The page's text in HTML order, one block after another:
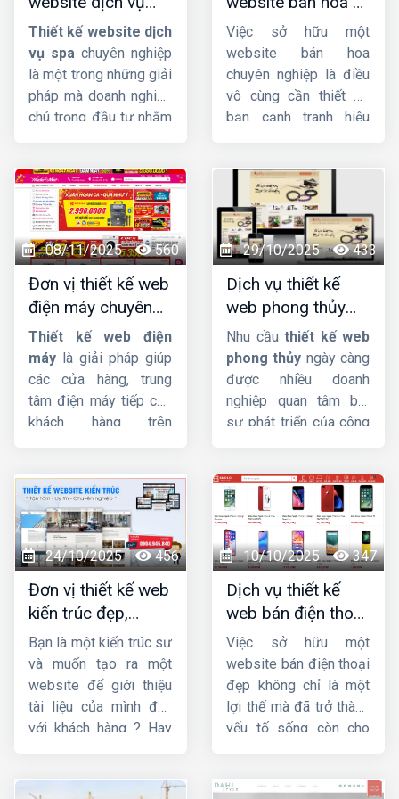
spa uy tín, chuyên
nghiệp, chuẩn SEO
Thiết kế website dịch
vụ spa chuyên nghiệp
là một trong những giải
pháp mà doanh nghiệp
chú trọng đầu tư nhằm
hàng tiềm năng và hỗ
trợ quản lý dịch vụ một
cách chuyên nghiệp,
tiện lợi. Tại sao chú
trọng đầu tư vào
website spa, thẩm mỹ
viện? CùngCông ty
HIGkhám phá nhé.
tín, chuyên nghiệp,
giao diện đẹp
Việc sở hữu một
website bán hoa
chuyên nghiệp là điều
vô cùng cần thiết để
bạn cạnh tranh hiệu
bạn tiếp cận khách
hàng tiềm năng một
cách dễ dàng, website
còn là công cụ đắc lực
để xây dựng thương
hiệu và tăng doanh thu
cho cửa hàng hoa của
bạn.
08/11/2025 560
Đơn vị thiết kế web
điện máy chuyên
nghiệp, chuẩn SEO,
giá tốt
Thiết kế web điện
máy là giải pháp giúp
các cửa hàng, trung
tâm điện máy tiếp cận
khách hàng trên
nhanh chóng.Công ty
HIGvới kinh nghiệm
hơn 10 năm trong lĩnh
vực thiết kế website,
chúng tôi đảm bảo
mang sự hài lòng cho
quý khách về chất
lượng dịch vụ.
29/10/2025 433
Dịch vụ thiết kế
web phong thủy
đẹp, chuyên
nghiệp, chuẩn SEO
Nhu cầuthiết kế web
phong thủy ngày càng
được nhiều doanh
nghiệp quan tâm bởi
sự phát triển của công
bạn tìm hiểuthiết kế
website phong thủy
là gì ? Tầm quan trọng
và yêu cầu của thiết kế
website theo phong
thủy.
24/10/2025 456
Đơn vị thiết kế web
kiến trúc đẹp,
chuyên nghiệp,
chuẩn SEO
Bạn là một kiến trúc sư
và muốn tạo ra một
website để giới thiệu
tài liệu của mình đến
với khách hàng ? Hay
web kiến trúc
chuyên
10/10/2025 347
Dịch vụ thiết kế
web bán điện thoại
chuyên nghiệp giúp
tăng doanh số
Việc sở hữu một
website bán điện thoại
đẹp không chỉ là một
lợi thế mà đã trở thành
yếu tố sống còn cho
chuỗi bán lẻ lớn. Một